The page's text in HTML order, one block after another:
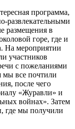
программа,
развлекательными
размещения в
горе, где и
На мероприятии
участников
с пожеланиями
мы все почтили
после чего
«Журавли» и
войнах». Затем
где мы получили